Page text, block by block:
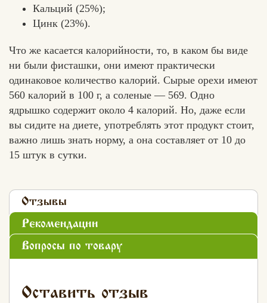
Кальций (25%);
Цинк (23%).
Что же касается калорийности, то, в каком бы виде
ни были фисташки, они имеют практически
одинаковое количество калорий. Сырые орехи имеют
560 калорий в 100 г, а соленые — 569. Одно
ядрышко содержит около 4 калорий. Но, даже если
вы сидите на диете, употреблять этот продукт стоит,
важно лишь знать норму, а она составляет от 10 до
15 штук в сутки.
Отзывы
Рекомендации
Вопросы по товару
Оставить отзыв